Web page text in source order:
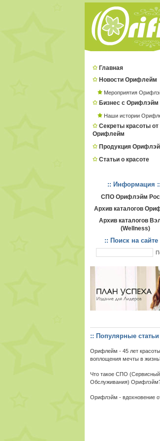
Главная
Новости Орифлейм
Мероприятия
Бизнес с Орифлэйм
Наши истории
Секреты красоты от
Орифлейм
Продукция
Статьи о красоте
:: Информация ::
СПО Орифлэйм
Архив каталогов
Архив каталогов
(Wellness)
:: Поиск на сайте
:: Популярные статьи
Орифлейм - 45 лет
воплощения мечты в жизнь!
Что такое СПО
Обслуживания)
Орифлэйм - вдохновение